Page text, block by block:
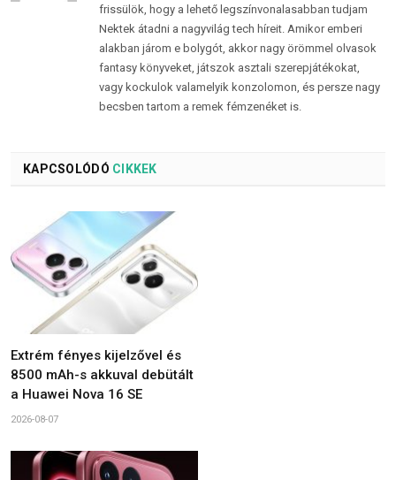
frissülök, hogy a lehető legszínvonalasabban tudjam
Nektek átadni a nagyvilág tech híreit. Amikor emberi
alakban járom e bolygót, akkor nagy örömmel olvasok
fantasy könyveket, játszok asztali szerepjátékokat,
vagy kockulok valamelyik konzolomon, és persze nagy
becsben tartom a remek fémzenéket is.
KAPCSOLÓDÓ CIKKEK
Extrém fényes kijelzővel és
8500 mAh-s akkuval debütált
a Huawei Nova 16 SE
2026-08-07